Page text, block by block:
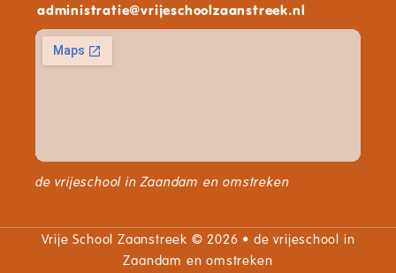
administratie@vrijeschoolzaanstreek.nl
de vrijeschool in Zaandam en omstreken
Vrije School Zaanstreek © 2026 • de vrijeschool in
Zaandam en omstreken